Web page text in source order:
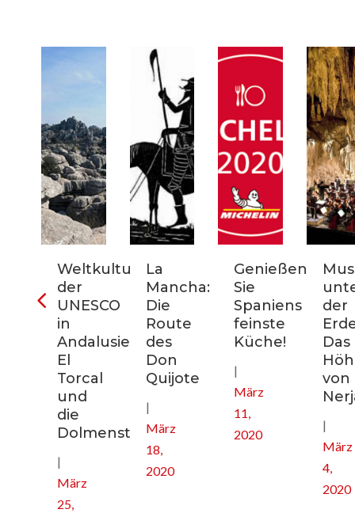
Weltkulturerbe
der
UNESCO
in
Andalusien:
El
Torcal
und
die
Dolmenstätten
|
März
25,
La
Mancha:
Die
Route
des
Don
Quijote
|
März
18,
2020
Genießen
Sie
Spaniens
feinste
Küche!
|
März
11,
2020
der
Das
von
|
März
4,
2020